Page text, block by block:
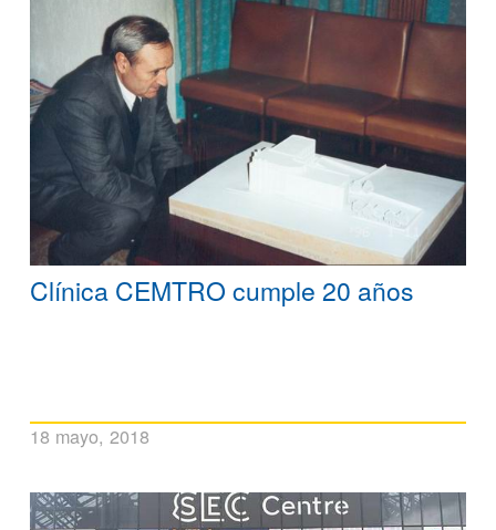
Clínica CEMTRO cumple 20 años
18 mayo, 2018